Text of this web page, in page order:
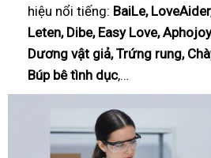
hiệu nổi tiếng: BaiLe,
Leten, Dibe, Easy Love, Aphojoy
Dương vật giả, Trứng rung,
Búp bê tình dục,…